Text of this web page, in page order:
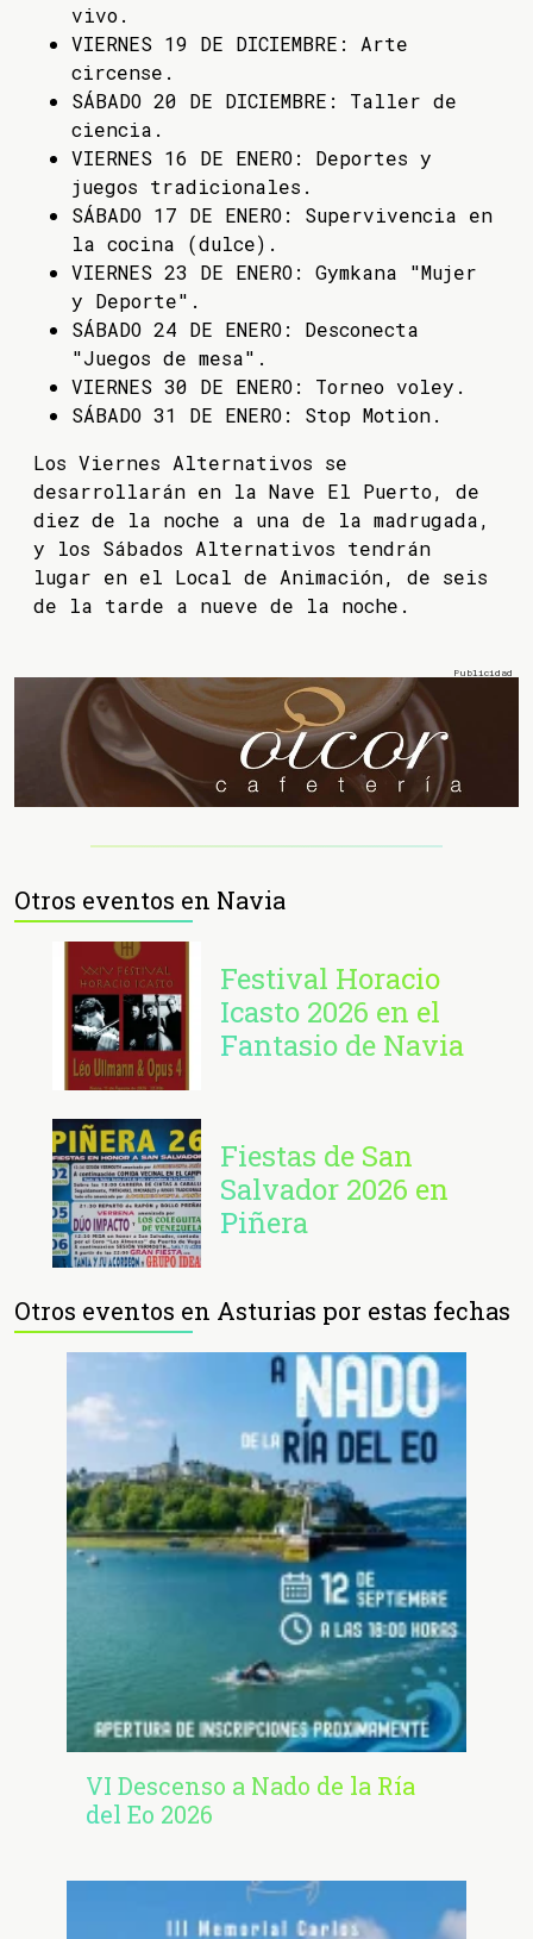
vivo.
VIERNES 19 DE DICIEMBRE: Arte
circense.
SÁBADO 20 DE DICIEMBRE: Taller de
ciencia.
VIERNES 16 DE ENERO: Deportes y
juegos tradicionales.
SÁBADO 17 DE ENERO: Supervivencia en
la cocina (dulce).
VIERNES 23 DE ENERO: Gymkana "Mujer
y Deporte".
SÁBADO 24 DE ENERO: Desconecta
"Juegos de mesa".
VIERNES 30 DE ENERO: Torneo voley.
SÁBADO 31 DE ENERO: Stop Motion.
Los Viernes Alternativos se
desarrollarán en la Nave El Puerto, de
diez de la noche a una de la madrugada,
y los Sábados Alternativos tendrán
lugar en el Local de Animación, de seis
de la tarde a nueve de la noche.
Otros eventos en Navia
Festival Horacio
Icasto 2026 en el
Fantasio de Navia
Fiestas de San
Salvador 2026 en
Piñera
Otros eventos en Asturias por estas fechas
VI Descenso a Nado de la Ría
del Eo 2026